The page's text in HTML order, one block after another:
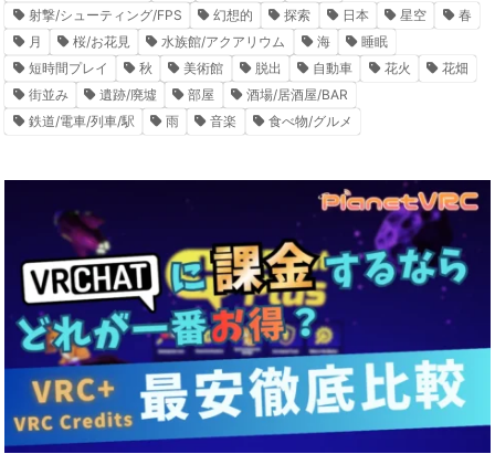
射撃/シューティング/FPS
幻想的 探索 日本 星空
春
月
桜/お花見 水族館/アクアリウム 海
睡眠
短時間プレイ
秋 美術館 脱出 自動車 花火
花畑
街並み
遺跡/廃墟 部屋
酒場/居酒屋/BAR
鉄道/電車/列車/駅
雨 音楽 食べ物/グルメ